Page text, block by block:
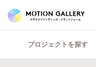
プロジェクトを探す